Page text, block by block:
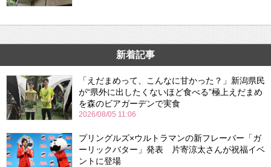
新着記事
「えだまめって、こんなに甘かった？」新潟県民
が“県外に出したくないほど食べる”極上えだまめ
を森のビアガーデンで実食
2026/08/05 11:06
プリングルズ×ウルトラマンの新フレーバー「ガ
ーリックバター」発表 片寄涼太さんが祝福イベ
ントに登場